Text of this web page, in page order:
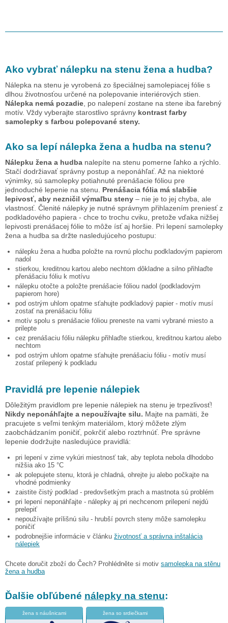
Ako vybrať nálepku na stenu žena a hudba?
Nálepka na stenu je vyrobená zo špeciálnej samolepiacej fólie s
dlhou životnosťou určené na polepovanie interiérových stien.
Nálepka nemá pozadie , po nalepení zostane na stene iba farebný
motív. Vždy vyberajte starostlivo správny kontrast farby
samolepky s farbou polepované steny.
Ako sa lepí nálepka žena a hudba na stenu?
Nálepku žena a hudba nalepíte na stenu pomerne ľahko a rýchlo.
Stačí dodržiavať správny postup a neponáhľať. Až na niektoré
výnimky, sú samolepky potiahnuté prenášacie fóliou pre
jednoduché lepenie na stenu. Prenášacia fólia má slabšie
lepivosť, aby nezničil výmaľbu steny – nie je to jej chyba, ale
vlastnosť. Členité nálepky je nutné správnym přihlazením preniesť z
podkladového papiera - chce to trochu cviku, pretože vďaka nižšej
lepivosti prenášacej fólie to môže ísť aj horšie. Pri lepení samolepky
žena a hudba sa držte nasledujúceho postupu:
nálepku žena a hudba položte na rovnú plochu podkladovým papierom
nadol
stierkou, kreditnou kartou alebo nechtom dôkladne a silno přihlaďte
přenášaciu fóliu k motívu
nálepku otočte a položte prenášacie fóliou nadol (podkladovým
papierom hore)
pod ostrým uhlom opatrne sťahujte podkladový papier - motív musí
zostať na prenášaciu fóliu
motív spolu s prenášacie fóliou preneste na vami vybrané miesto a
prilepte
cez prenášaciu fóliu nálepku přihlaďte stierkou, kreditnou kartou alebo
nechtom
pod ostrým uhlom opatrne sťahujte prenášaciu fóliu - motív musí
zostať prilepený k podkladu
Pravidlá pre lepenie nálepiek
Dôležitým pravidlom pre lepenie nálepiek na stenu je trpezlivosť!
Nikdy neponáhľajte a nepoužívajte silu. Majte na pamäti, že
pracujete s veľmi tenkým materiálom, ktorý môžete zlým
zaobchádzaním poničiť, pokrčiť alebo roztrhnúť. Pre správne
lepenie dodržujte nasledujúce pravidlá:
pri lepení v zime vykúri miestnosť tak, aby teplota nebola dlhodobo
nižšia ako 15 °C
ak polepujete stenu, ktorá je chladná, ohrejte ju alebo počkajte na
vhodné podmienky
zaistite čistý podklad - predovšetkým prach a mastnota sú problém
pri lepení neponáhľajte - nálepky aj pri nechcenom prilepení nejdú
prelepiť
nepoužívajte prílišnú silu - hrubší povrch steny môže samolepku
poničiť
podrobnejšie informácie v článku životnosť a správna inštalácia
nálepiek
Chcete doručit zboží do Čech? Prohlédněte si motiv samolepka na stěnu
žena a hudba
Ďalšie obľúbené nálepky na stenu:
žena s náušnicami žena so srdiečkami